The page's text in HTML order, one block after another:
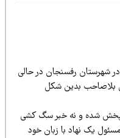
در شهرستان رفسنجان در حالی
بلاصاحب بدین شکل
شده و نه خبر سگ کشی
نهاد با زبان خود